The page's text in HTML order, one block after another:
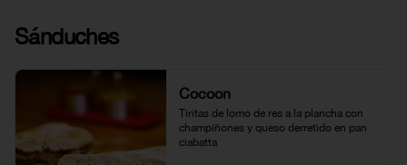
Sánduches
Cocoon
Tiritas de lomo de res a la plancha con
champiñones y queso derretido en pan
ciabatta